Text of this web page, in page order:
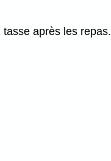
après les repas.